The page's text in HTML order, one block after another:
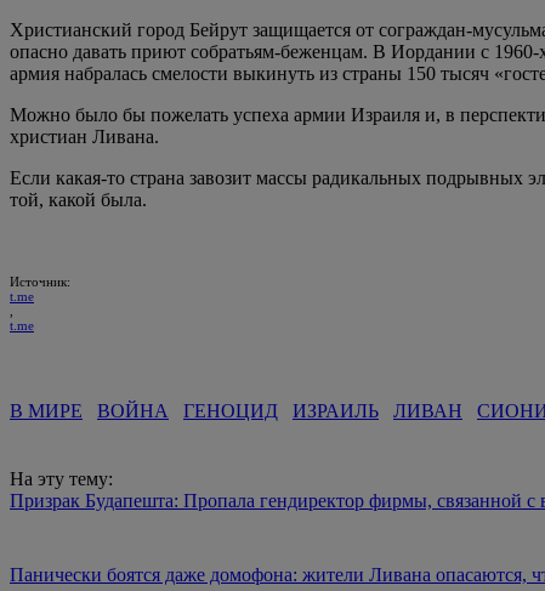
Христианский город Бейрут защищается от сограждан-
опасно давать приют собратьям-беженцам. В Иордании с
армия набралась смелости выкинуть из страны 150 тысяч
Можно было бы пожелать успеха армии Израиля и, в
христиан Ливана.
Если какая-то страна завозит массы радикальных подрывных
той, какой была.
Источник:
t.me
t.me
В МИРЕ ВОЙНА ГЕНОЦИД ИЗРАИЛЬ ЛИВАН
На эту тему:
Призрак Будапешта: Пропала гендиректор фирмы, связанной
Панически боятся даже домофона: жители Ливана опасаются,